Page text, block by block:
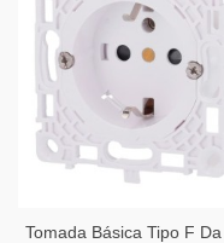
Tomada Básica Tipo F Da